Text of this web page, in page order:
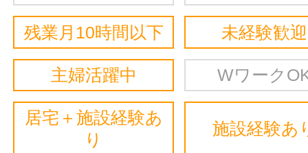
残業月10時間以下 未経験歓迎
主婦活躍中 Wワーク
居宅＋施設経験あ
り
施設経験あ